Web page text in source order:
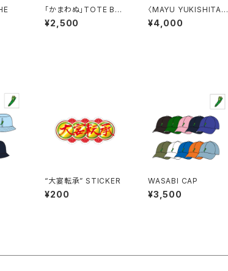
「かまわぬ」TOTE BA
G
¥2,500
〈MAYU YUKISHITA ×
りんご音楽祭〉TEE
¥4,000
“大宴転承” STICKER
¥200
WASABI CAP
¥3,500